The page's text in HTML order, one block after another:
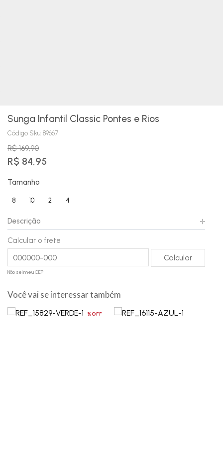
Sunga Infantil Classic Pontes e Rios
Código Sku: 89667
R$ 169,90
R$ 84,95
Tamanho
8 10 2 4
Descrição
Calcular o frete
Não sei meu CEP
Você vai se interessar também
%OFF